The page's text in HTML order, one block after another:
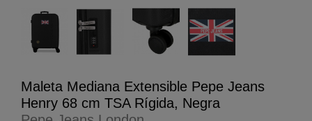
Maleta Mediana Extensible Pepe Jeans
Henry 68 cm TSA Rígida, Negra